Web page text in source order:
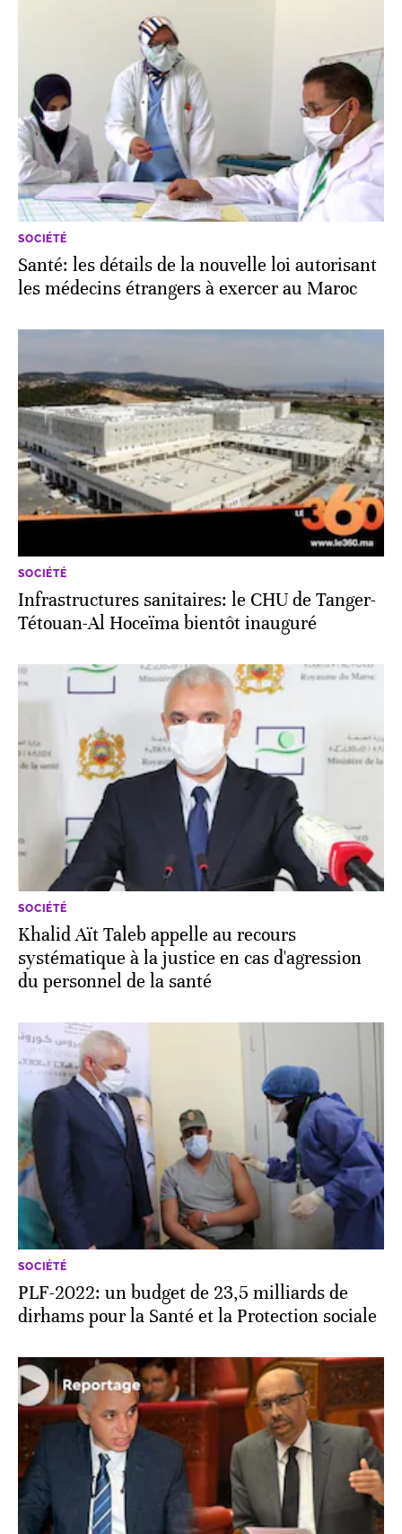
SOCIÉTÉ
Santé: les détails de la nouvelle loi autorisant
les médecins étrangers à exercer au Maroc
SOCIÉTÉ
Infrastructures sanitaires: le CHU de Tanger-
Tétouan-Al Hoceïma bientôt inauguré
SOCIÉTÉ
Khalid Aït Taleb appelle au recours
systématique à la justice en cas d'agression
du personnel de la santé
SOCIÉTÉ
PLF-2022: un budget de 23,5 milliards de
dirhams pour la Santé et la Protection sociale